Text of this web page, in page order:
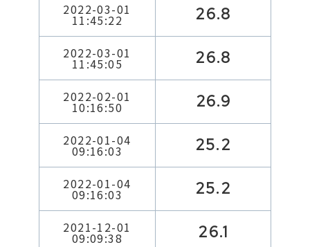
2022-03-01
11:45:22 26.8
2022-03-01
11:45:05 26.8
2022-02-01
10:16:50 26.9
2022-01-04
09:16:03 25.2
2022-01-04
09:16:03 25.2
2021-12-01
09:09:38 26.1